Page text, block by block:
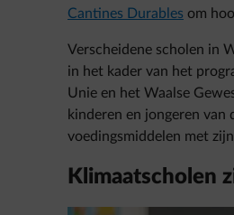
Cantines Durables om
Verscheidene scholen in
in het kader van het
Unie en het Waalse
kinderen en jongeren
voedingsmiddelen met
Klimaatscholen